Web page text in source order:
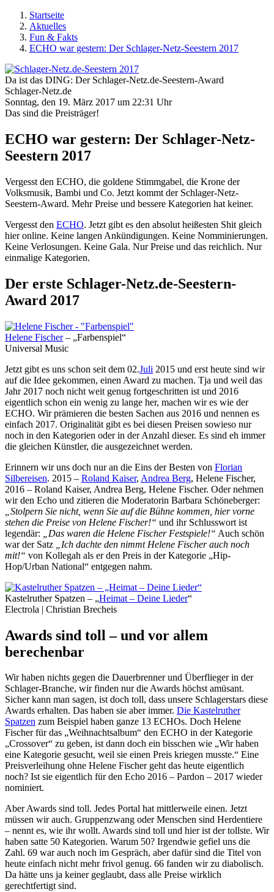
Startseite
Aktuelles
Fun & Fakts
ECHO war gestern: Der Schlager-Netz-Seestern 2017
Da ist das DING: Der Schlager-Netz.de-Seestern-Award
Schlager-Netz.de
Sonntag, den 19. März 2017 um 22:31 Uhr
Das sind die Preisträger!
ECHO war gestern: Der Schlager-Netz-
Seestern 2017
Vergesst den ECHO, die goldene Stimmgabel, die Krone der
Volksmusik, Bambi und Co. Jetzt kommt der Schlager-Netz-
Seestern-Award. Mehr Preise und bessere Kategorien hat keiner.
Vergesst den ECHO. Jetzt gibt es den absolut heißesten Shit gleich
hier online. Keine langen Ankündigungen. Keine Nomminierungen.
Keine Verlosungen. Keine Gala. Nur Preise und das reichlich. Nur
einmalige Kategorien.
Der erste Schlager-Netz.de-Seestern-
Award 2017
Helene Fischer– „Farbenspiel“
Universal Music
Jetzt gibt es uns schon seit dem 02.Juli 2015 und erst heute sind wir
auf die Idee gekommen, einen Award zu machen. Tja und weil das
Jahr 2017 noch nicht weit genug fortgeschritten ist und 2016
eigentlich schon ein wenig zu lange her, machen wir es wie der
ECHO. Wir prämieren die besten Sachen aus 2016 und nennen es
einfach 2017. Originalität gibt es bei diesen Preisen sowieso nur
noch in den Kategorien oder in der Anzahl dieser. Es sind eh immer
die gleichen Künstler, die ausgezeichnet werden.
Erinnern wir uns doch nur an die Eins der Besten von Florian
Silbereisen. 2015 – Roland Kaiser, Andrea Berg, Helene Fischer,
2016 – Roland Kaiser, Andrea Berg, Helene Fischer. Oder nehmen
wir den Echo und zitieren die Moderatorin Barbara Schöneberger:
„Stolpern Sie nicht, wenn Sie auf die Bühne kommen, hier vorne
stehen die Preise von Helene Fischer!“ und ihr Schlusswort ist
legendär: „Das waren die Helene Fischer Festspiele!“ Auch schön
war der Satz
„Ich dachte den nimmt Helene Fischer auch noch
mit!“ von Kollegah als er den Preis in der Kategorie „Hip-
Hop/Urban National“ entgegen nahm.
Kastelruther Spatzen – „Heimat – Deine Lieder“
Electrola | Christian Brecheis
Awards sind toll – und vor allem
berechenbar
Wir haben nichts gegen die Dauerbrenner und Überflieger in der
Schlager-Branche, wir finden nur die Awards höchst amüsant.
Sicher kann man sagen, ist doch toll, dass unsere Schlagerstars diese
Awards erhalten. Das haben sie aber immer. Die Kastelruther
Spatzen zum Beispiel haben ganze 13 ECHOs. Doch Helene
Fischer für das „Weihnachtsalbum“ den ECHO in der Kategorie
„Crossover“ zu geben, ist dann doch ein bisschen wie „Wir haben
eine Kategorie gesucht, weil sie einen Preis kriegen musste.“ Eine
Preisverleihung ohne Helene Fischer geht das heute eigentlich
noch? Ist sie eigentlich für den Echo 2016 – Pardon – 2017 wieder
nominiert.
Aber Awards sind toll. Jedes Portal hat mittlerweile einen. Jetzt
müssen wir auch. Gruppenzwang oder Menschen sind Herdentiere
– nennt es, wie ihr wollt. Awards sind toll und hier ist der tollste. Wir
haben satte 50 Kategorien. Warum 50? Irgendwie gefiel uns die
Zahl. 69 war auch noch im Gespräch, aber dafür sind die Titel von
heute einfach nicht mehr frivol genug. 66 fanden wir zu diabolisch.
Da hätte uns ja keiner geglaubt, dass alle Preise wirklich
gerechtfertigt sind.